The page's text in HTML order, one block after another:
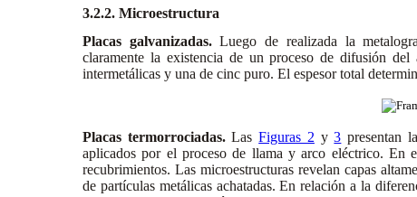
3.2.2. Microestructura
Placas galvanizadas.Luego de realizada la
claramente la existencia de un proceso de difusión
intermetálicas y una de cinc puro. El espesor total
Placas termorrociadas.LasFiguras 2 y3 presentan
aplicados por el proceso de llama y arco eléctrico. En
recubrimientos. Las microestructuras revelan capas
de partículas metálicas achatadas. En relación a la